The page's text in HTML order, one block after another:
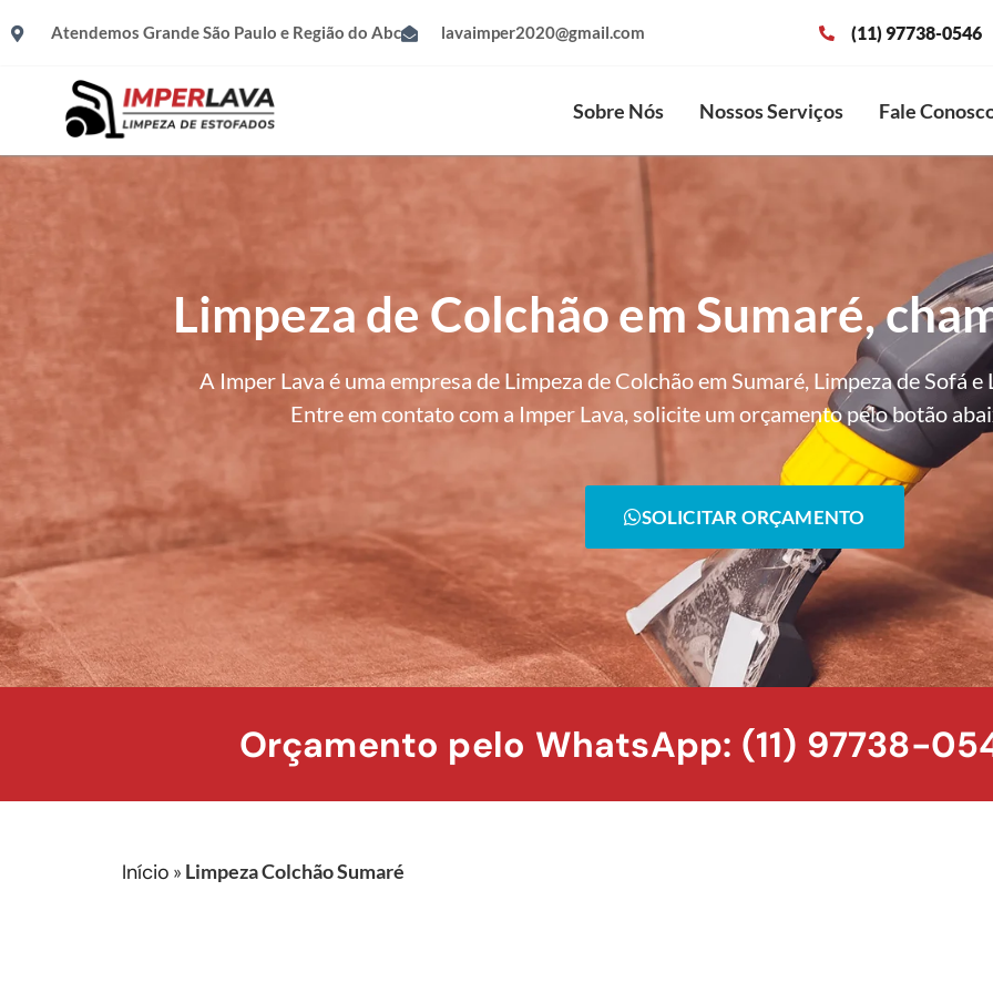
Atendemos Grande São Paulo e Região do Abc lavaimper2020@gmail.com (11) 97738-0546
Sobre Nós Nossos Serviços Fale
Limpeza de Colchão em Sumaré,
A Imper Lava é uma empresa de Limpeza de Colchão em Sumaré, Limpeza de Sofá
Entre em contato com a Imper Lava, solicite um orçamento pelo botão
SOLICITAR ORÇAMENTO
Orçamento pelo WhatsApp: (11) 97738-
Início » Limpeza Colchão Sumaré